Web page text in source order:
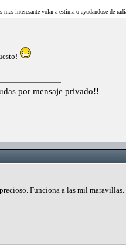
mas interesante volar a estima o ayudandose de
por mensaje privado!!
Funciona a las mil maravillas.